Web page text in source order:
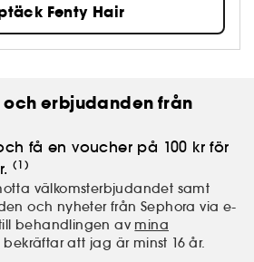
lockigt hår till dem med rakt eller
garanterat något för dig."
Fenty Hair
och erbjudanden från
få en voucher på 100 kr för
(1)
välkomsterbjudandet samt
och nyheter från Sephora via e-
behandlingen av mina
att jag är minst 16 år.